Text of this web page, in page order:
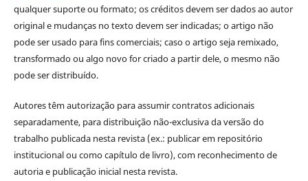
qualquer suporte ou formato; os créditos devem ser dados ao autor
original e mudanças no texto devem ser indicadas; o artigo não
pode ser usado para fins comerciais; caso o artigo seja remixado,
transformado ou algo novo for criado a partir dele, o mesmo não
pode ser distribuído.
Autores têm autorização para assumir contratos adicionais
separadamente, para distribuição não-exclusiva da versão do
trabalho publicada nesta revista (ex.: publicar em repositório
institucional ou como capítulo de livro), com reconhecimento de
autoria e publicação inicial nesta revista.